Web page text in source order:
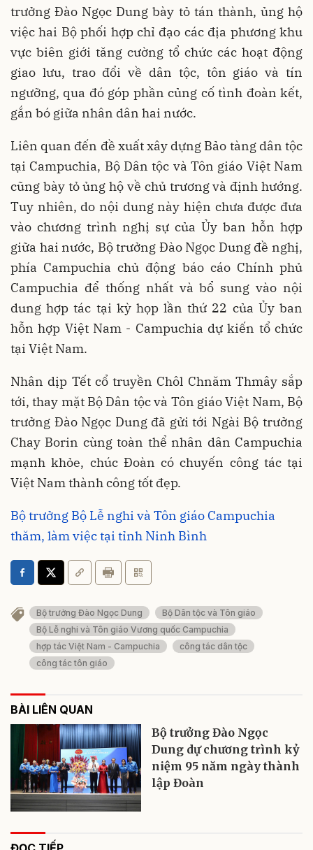
trưởng Đào Ngọc Dung bày tỏ tán thành, ủng hộ
việc hai Bộ phối hợp chỉ đạo các địa phương khu
vực biên giới tăng cường tổ chức các hoạt động
giao lưu, trao đổi về dân tộc, tôn giáo và tín
ngưỡng, qua đó góp phần củng cố tình đoàn kết,
gắn bó giữa nhân dân hai nước.
Liên quan đến đề xuất xây dựng Bảo tàng dân tộc
tại Campuchia, Bộ Dân tộc và Tôn giáo Việt Nam
cũng bày tỏ ủng hộ về chủ trương và định hướng.
Tuy nhiên, do nội dung này hiện chưa được đưa
vào chương trình nghị sự của Ủy ban hỗn hợp
giữa hai nước, Bộ trưởng Đào Ngọc Dung đề nghị,
phía Campuchia chủ động báo cáo Chính phủ
Campuchia để thống nhất và bổ sung vào nội
dung hợp tác tại kỳ họp lần thứ 22 của Ủy ban
hỗn hợp Việt Nam - Campuchia dự kiến tổ chức
tại Việt Nam.
Nhân dịp Tết cổ truyền Chôl Chnăm Thmây sắp
tới, thay mặt Bộ Dân tộc và Tôn giáo Việt Nam, Bộ
trưởng Đào Ngọc Dung đã gửi tới Ngài Bộ trưởng
Chay Borin cùng toàn thể nhân dân Campuchia
mạnh khỏe, chúc Đoàn có chuyến công tác tại
Việt Nam thành công tốt đẹp.
Bộ trưởng Bộ Lễ nghi và Tôn giáo Campuchia
thăm, làm việc tại tỉnh Ninh Bình
Bộ trưởng Đào Ngọc Dung
Bộ Dân tộc và Tôn giáo
Bộ Lễ nghi và Tôn giáo Vương quốc Campuchia
hợp tác Việt Nam - Campuchia
công tác dân tộc
công tác tôn giáo
BÀI LIÊN QUAN
Bộ trưởng Đào Ngọc
Dung dự chương trình kỷ
niệm 95 năm ngày thành
lập Đoàn